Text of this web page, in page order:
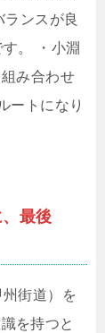
ンスが良
。 ・小淵
み合わせ
ートになり
最後
街道）を
を持つと